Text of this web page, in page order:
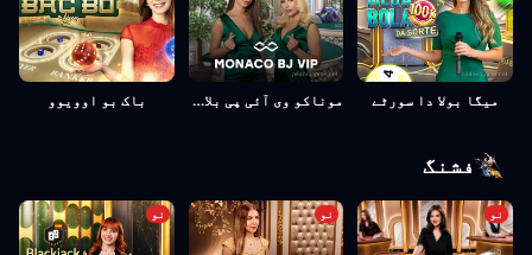
میگا بولا دا سورٹے موناکو وی آئی پی بلاک جیک 6 باک بو اوویوو
فشنگ
نو نو نو